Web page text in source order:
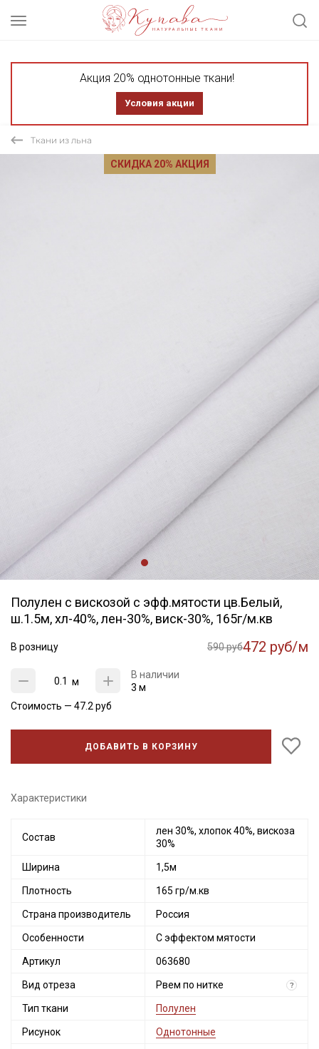
Акция 20% однотонные ткани!
Условия акции
Ткани из льна
СКИДКА 20% АКЦИЯ
Полулен с вискозой с эфф.мятости цв.Белый,
ш.1.5м, хл-40%, лен-30%, виск-30%, 165г/м.кв
В розницу 590 руб472 руб/м
м
В наличии
3 м
Стоимость — 47.2 руб
ДОБАВИТЬ В КОРЗИНУ
Характеристики
Состав
лен 30%, хлопок 40%, вискоза
30%
Ширина 1,5м
Плотность 165 гр/м.кв
Страна производитель Россия
Особенности С эффектом мятости
Артикул 063680
Вид отреза Рвем по нитке ?
Тип ткани Полулен
Рисунок Однотонные